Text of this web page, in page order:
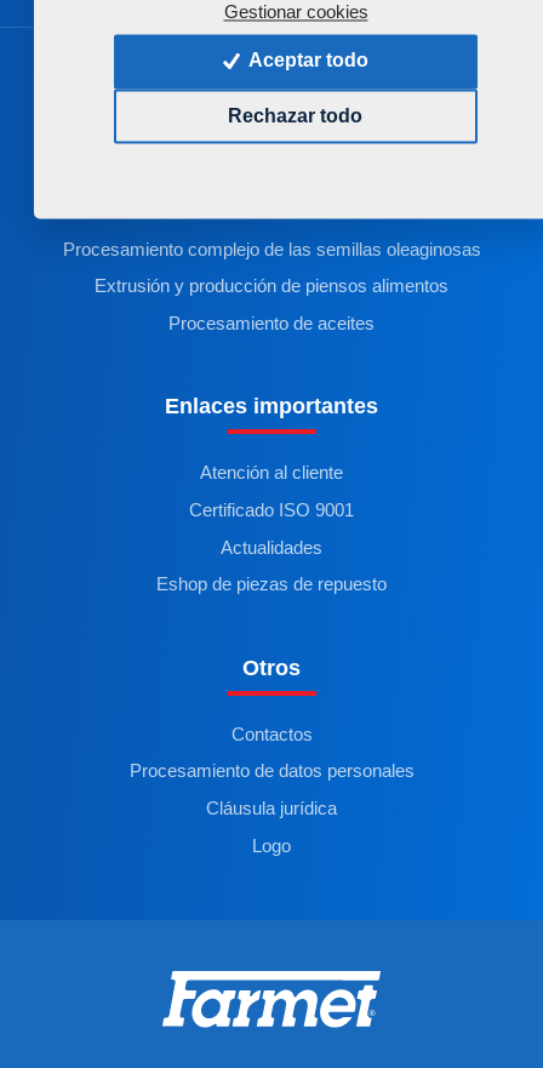
Productos
Procesamiento del suelo
Procesamiento complejo de las semillas oleaginosas
Extrusión y producción de piensos alimentos
Procesamiento de aceites
Enlaces importantes
Atención al cliente
Certificado ISO 9001
Actualidades
Eshop de piezas de repuesto
Otros
Contactos
Procesamiento de datos personales
Cláusula jurídica
Logo
Gestionar cookies
Aceptar todo
Rechazar todo